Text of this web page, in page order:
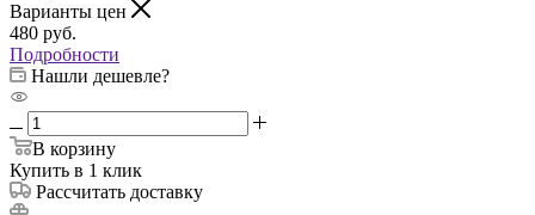
Варианты цен
480 руб.
Подробности
Нашли дешевле?
В корзину
Купить в 1 клик
Рассчитать доставку